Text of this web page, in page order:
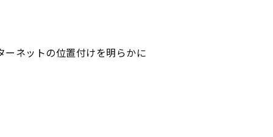
ネットの位置付けを明らかに